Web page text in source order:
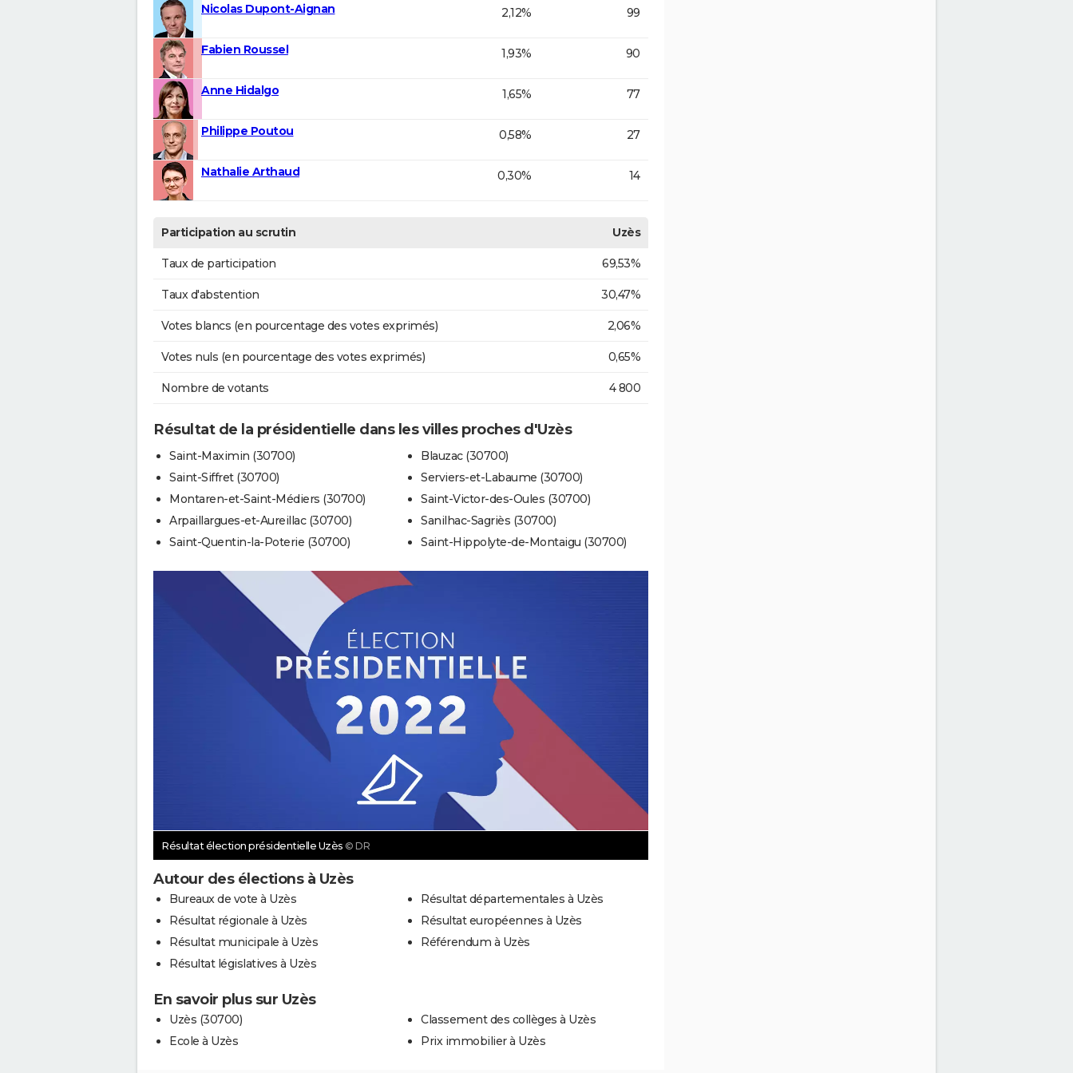
Nicolas Dupont-Aignan 2,12% 99
Fabien Roussel 1,93% 90
Anne Hidalgo 1,65% 77
Philippe Poutou 0,58% 27
Nathalie Arthaud 0,30% 14
Participation au scrutin Uzès
Taux de participation 69,53%
Taux d'abstention 30,47%
Votes blancs (en pourcentage des votes exprimés) 2,06%
Votes nuls (en pourcentage des votes exprimés) 0,65%
Nombre de votants 4 800
Résultat de la présidentielle dans les villes proches d'Uzès
Saint-Maximin (30700)
Saint-Siffret (30700)
Montaren-et-Saint-Médiers (30700)
Arpaillargues-et-Aureillac (30700)
Saint-Quentin-la-Poterie (30700)
Blauzac (30700)
Serviers-et-Labaume (30700)
Saint-Victor-des-Oules (30700)
Sanilhac-Sagriès (30700)
Saint-Hippolyte-de-Montaigu (30700)
Résultat élection présidentielle Uzès © DR
Autour des élections à Uzès
Bureaux de vote à Uzès
Résultat régionale à Uzès
Résultat municipale à Uzès
Résultat législatives à Uzès
Résultat départementales à Uzès
Résultat européennes à Uzès
Référendum à Uzès
En savoir plus sur Uzès
Uzès (30700)
Ecole à Uzès
Classement des collèges à Uzès
Prix immobilier à Uzès